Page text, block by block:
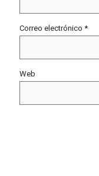
Correo electrónico *
Web